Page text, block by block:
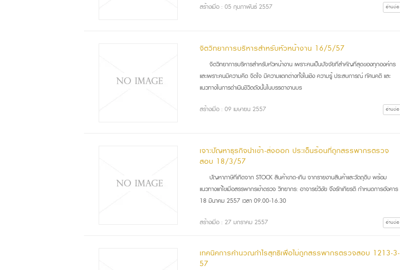
สร้างเมื่อ : 05 กุมภาพันธ์ 2557 อ่านต่อ
จิตวิทยาการบริหารสำหรับหัวหน้างาน 16/5/57
จิตวิทยาการบริหารสำหรับหัวหน้างาน เพราะคนเป็นปัจจัยที่สำคัญที่สุดของทุกองค์กร
และเพราะคนมีความคิด จิตใจ มีความแตกต่างทั้งในเชิง ความรู้ ประสบการณ์ ทัศนคติ และ
แนวทางในการดำเนินชีวิตดังนั้นในบรรดางานบร
สร้างเมื่อ : 09 เมษายน 2557 อ่านต่อ
เจาะปัญหาธุรกิจนำเข้า-ส่งออก ประเด็นร้อนที่ถูกสรรพากรตรวจ
สอบ 18/3/57
ปัญหาภาษีที่เกิดจาก STOCK สินค้าขาด-เกิน จากรายงานสินค้าและวัตถุดิบ พร้อม
แนวทางแก้ไขเมื่อสรรพากรเข้าตรวจ วิทยากร: อาจารย์วิชัย จึงรักเกียรติ กำหนดการอังคาร
18 มีนาคม 2557 เวลา 09.00-16.30
สร้างเมื่อ : 27 มกราคม 2557 อ่านต่อ
เทคนิคการคำนวณกำไรสุทธิเพื่อไม่ถูกสรรพากรตรวจสอบ 1213-3-
57